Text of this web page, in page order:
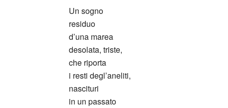
Un sogno
residuo
d’una marea
desolata, triste,
che riporta
i resti degl’aneliti,
nascituri
in un passato